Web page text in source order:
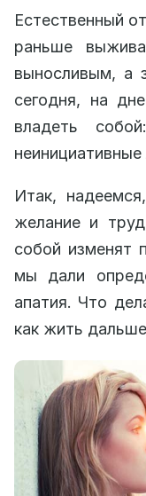
Естественный
раньше
выносливым, а
сегодня, на
владеть
Итак,
желание и
собой изменят
мы дали
апатия. Что
как жить